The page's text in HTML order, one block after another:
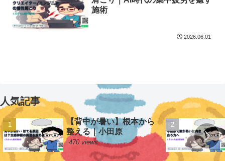
施術
2026.06.01
人気記事
【背中が暑い】根本から
整える｜小田原
470 views